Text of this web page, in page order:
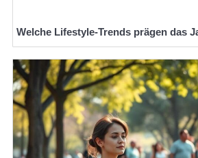
Welche Lifestyle-Trends prägen das